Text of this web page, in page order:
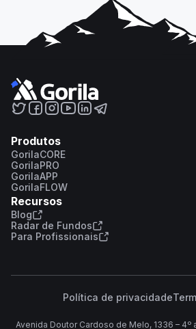
Produtos
GorilaCORE
GorilaPRO
GorilaAPP
GorilaFLOW
Recursos
Blog
Radar de Fundos
Para Profissionais
Política de privacidade
Avenida Doutor Cardoso de Melo, 1336 – 4º